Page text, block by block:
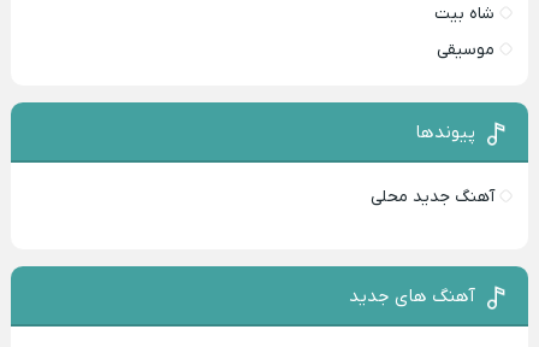
شاه بیت
موسیقی
پیوندها
آهنگ جدید محلی
آهنگ های جدید